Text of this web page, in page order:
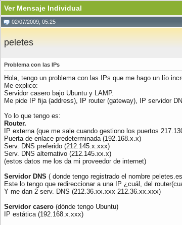
Ver Mensaje Individual
02/07/2009, 05:25
peletes
Problema con las IPs
Hola, tengo un problema con las IPs que me hago un lío
Me explico:
Servidor casero bajo Ubuntu y LAMP.
Me pide IP fija (address), IP router (gateway), IP servidor
Yo lo que tengo es:
Router.
IP externa (que me sale cuando gestiono los puertos
Puerta de enlace predeterminada (192.168.x.x)
Serv. DNS preferido (212.145.x.xxx)
Serv. DNS alternativo (212.145.xx.x)
(estos datos me los da mi proveedor de internet)
Servidor DNS ( donde tengo registrado el nombre
Este lo tengo que redireccionar a una IP ¿cuál, del
Y me dan 2 serv. DNS (212.36.xx.xxx 212.36.xx.xxx)
Servidor casero (dónde tengo Ubuntu)
IP estática (192.168.x.xxx)